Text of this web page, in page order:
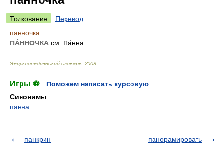
Толкование
Перевод
панночка
ПА́ННОЧКА см. Па́нна.
Энциклопедический словарь 2009
Игры ⚽
Поможем написать курсовую
Синонимы:
панна
панкрин панорамировать